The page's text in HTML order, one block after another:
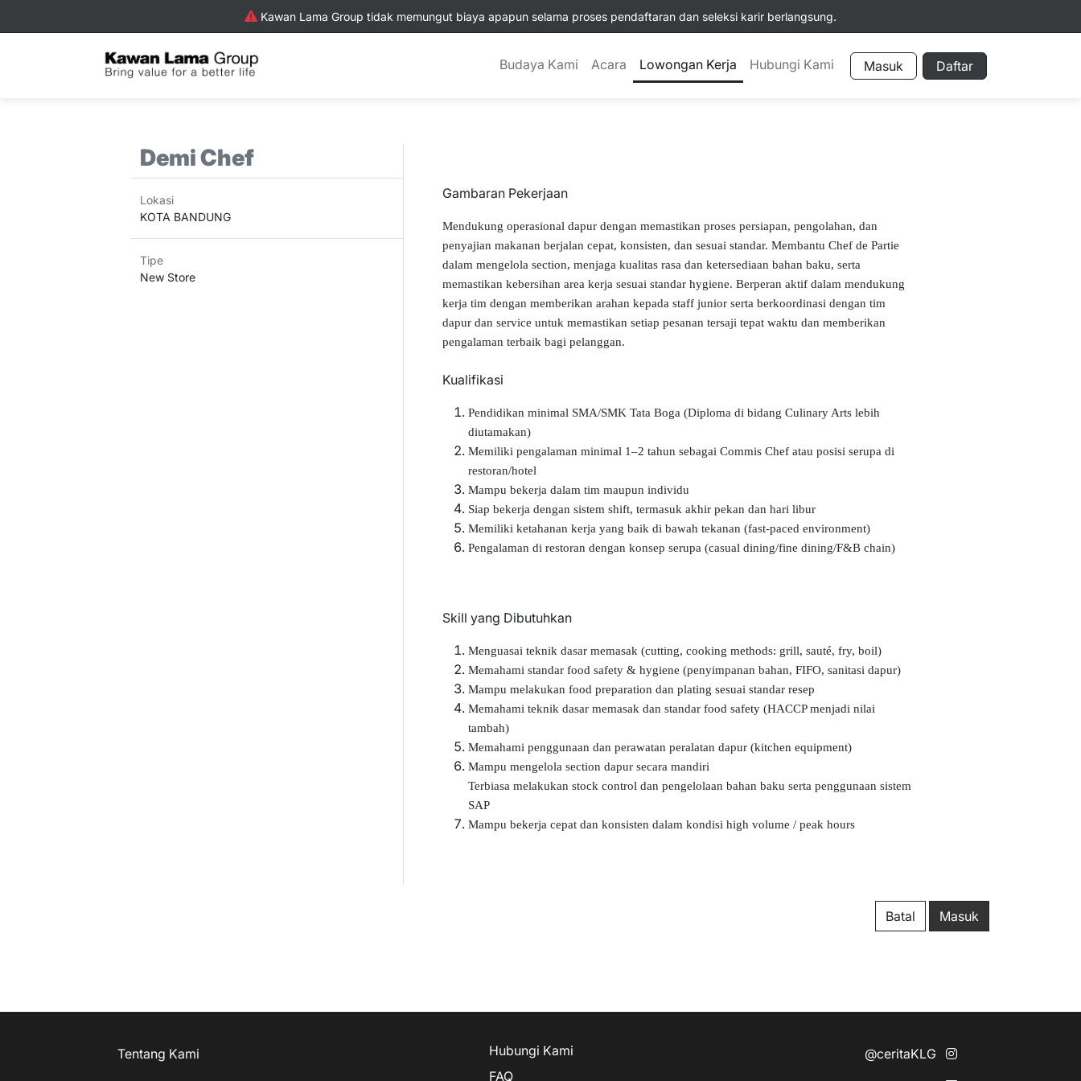
Kawan Lama Group tidak memungut biaya apapun selama proses pendaftaran dan seleksi karir berlangsung.
Budaya Kami Acara Lowongan Kerja Hubungi Kami Masuk Daftar
Demi Chef
Lokasi
KOTA BANDUNG
Tipe
New Store
Gambaran Pekerjaan
Mendukung operasional dapur dengan memastikan proses persiapan, pengolahan, dan
penyajian makanan berjalan cepat, konsisten, dan sesuai standar. Membantu Chef de Partie
dalam mengelola section, menjaga kualitas rasa dan ketersediaan bahan baku, serta
memastikan kebersihan area kerja sesuai standar hygiene. Berperan aktif dalam mendukung
kerja tim dengan memberikan arahan kepada staff junior serta berkoordinasi dengan tim
dapur dan service untuk memastikan setiap pesanan tersaji tepat waktu dan memberikan
pengalaman terbaik bagi pelanggan.
Kualifikasi
Pendidikan minimal SMA/SMK Tata Boga (Diploma di bidang Culinary Arts lebih
diutamakan)
Memiliki pengalaman minimal 1–2 tahun sebagai Commis Chef atau posisi serupa di
restoran/hotel
Mampu bekerja dalam tim maupun individu
Siap bekerja dengan sistem shift, termasuk akhir pekan dan hari libur
Memiliki ketahanan kerja yang baik di bawah tekanan (fast-paced environment)
Pengalaman di restoran dengan konsep serupa (casual dining/fine dining/F&B chain)
Skill yang Dibutuhkan
Menguasai teknik dasar memasak (cutting, cooking methods: grill, sauté, fry, boil)
Memahami standar food safety & hygiene (penyimpanan bahan, FIFO, sanitasi dapur)
Mampu melakukan food preparation dan plating sesuai standar resep
Memahami teknik dasar memasak dan standar food safety (HACCP menjadi nilai
tambah)
Memahami penggunaan dan perawatan peralatan dapur (kitchen equipment)
Mampu mengelola section dapur secara mandiri
Terbiasa melakukan stock control dan pengelolaan bahan baku serta penggunaan sistem
SAP
Mampu bekerja cepat dan konsisten dalam kondisi high volume / peak hours
Batal Masuk
Tentang Kami
Hubungi Kami
FAQ
@ceritaKLG